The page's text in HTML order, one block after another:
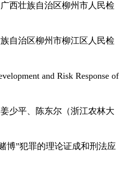
壮族自治区柳州市人民检
治区柳州市柳江区人民检
and Risk Response of
平、陈东尔（浙江农林大
”犯罪的理论证成和刑法应